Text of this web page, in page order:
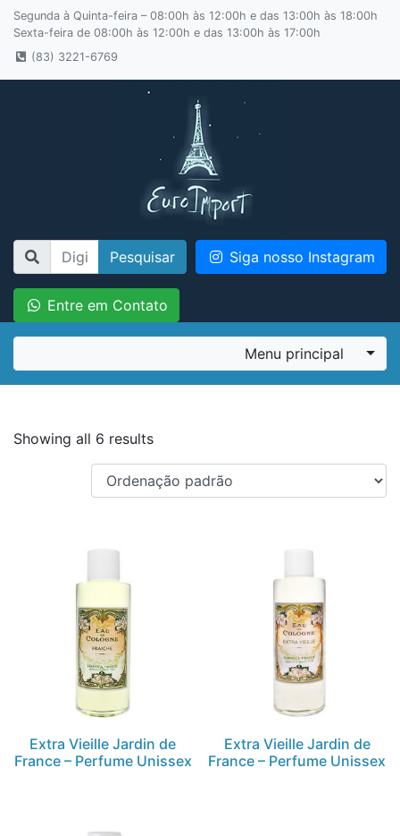
Segunda à Quinta-feira – 08:00h às 12:00h e das 13:00h às 18:00h
Sexta-feira de 08:00h às 12:00h e das 13:00h às 17:00h
(83) 3221-6769
Pesquisar Siga nosso Instagram
Entre em Contato
Menu principal
Showing all 6 results
Extra Vieille Jardin de
France – Perfume Unissex
Extra Vieille Jardin de
France – Perfume Unissex